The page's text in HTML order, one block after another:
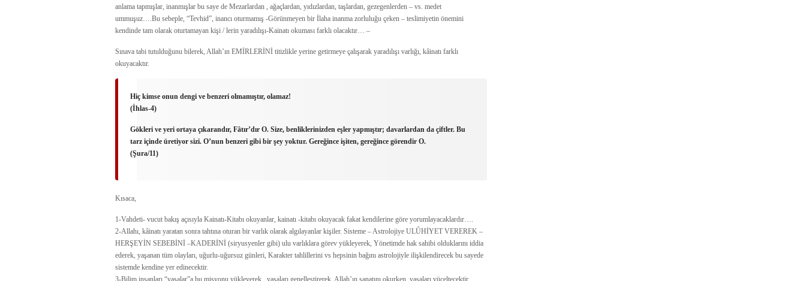
anlama tapmışlar, inanmışlar bu saye de Mezarlardan , ağaçlardan, yıdızlardan, taşlardan, gezegenlerden – vs. medet
ummuşuz….Bu sebeple, “Tevhid”, inancı oturmamış -Görünmeyen bir İlaha inanma zorluluğu çeken – teslimiyetin önemini
kendinde tam olarak oturtamayan kişi / lerin yaradılışı-Kainatı okuması farklı olacaktır… –
Sınava tabi tutulduğunu bilerek, Allah’ın EMİRLERİNİ titizlikle yerine getirmeye çalışarak yaradılışı varlığı, kâinatı farklı
okuyacaktır.
Hiç kimse onun dengi ve benzeri olmamıştır, olamaz!
(İhlas-4)
Gökleri ve yeri ortaya çıkarandır, Fâtır’dır O. Size, benliklerinizden eşler yapmıştır; davarlardan da çiftler. Bu
tarz içinde üretiyor sizi. O’nun benzeri gibi bir şey yoktur. Gereğince işiten, gereğince görendir O.
(Şura/11)
Kısaca,
1-Vahdeti- vucut bakış açısıyla Kainatı-Kitabı okuyanlar, kainatı -kitabı okuyacak fakat kendilerine göre yorumlayacaklardır….
2-Allahı, kâinatı yaratan sonra tahtına oturan bir varlık olarak algılayanlar kişiler. Sisteme – Astrolojiye ULÛHİYET VEREREK –
HERŞEYİN SEBEBİNİ –KADERİNİ (siryusyenler gibi) ulu varlıklara görev yükleyerek, Yönetimde hak sahibi olduklarını iddia
ederek, yaşanan tüm olayları, uğurlu-uğursuz günleri, Karakter tahlillerini vs hepsinin bağını astrolojiyle ilişkilendirecek bu sayede
sistemde kendine yer edinecektir.
3-Bilim insanları “yasalar”a bu misyonu yükleyerek , yasaları genelleştirerek, Allah’ın sanatını okurken, yasaları yüceltecektir.